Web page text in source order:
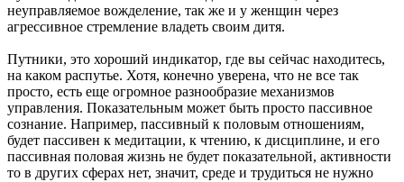
неуправляемое вожделение, так же и у женщин через
агрессивное стремление владеть своим дитя.
Путники, это хороший индикатор, где вы сейчас находитесь,
на каком распутье. Хотя, конечно уверена, что не все так
просто, есть еще огромное разнообразие механизмов
управления. Показательным может быть просто пассивное
сознание. Например, пассивный к половым отношениям,
будет пассивен к медитации, к чтению, к дисциплине, и его
пассивная половая жизнь не будет показательной, активности
то в других сферах нет, значит, среде и трудиться не нужно